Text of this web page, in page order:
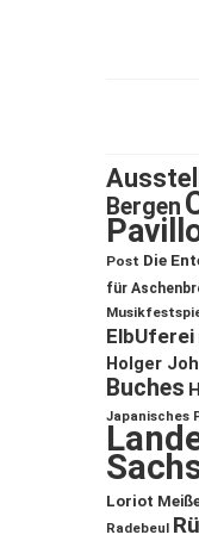
Bergen
Post Die
für
ElbUferei
Holger
Buches
Japanisches
Loriot
Radebeul